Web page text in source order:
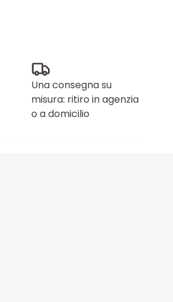
Una consegna su
misura: ritiro in agenzia
o a domicilio